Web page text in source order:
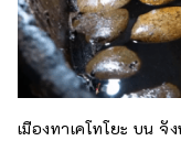
เมืองทาเคโทโยะ บน